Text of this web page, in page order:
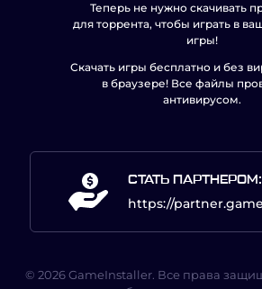
Теперь не нужно скачивать
для торрента, чтобы играть в
игры!
Скачать игры бесплатно и без
в браузере! Все файлы
антивирусом.
СТАТЬ ПАРТНЕРОМ:
https://
© 2026 GameInstaller. Все права